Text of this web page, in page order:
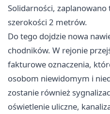
Solidarności,
szerokości 2 metrów.
Do tego dojdzie nowa
chodników. W rejonie
fakturowe oznaczenia,
osobom niewidomym i
zostanie również
oświetlenie uliczne,